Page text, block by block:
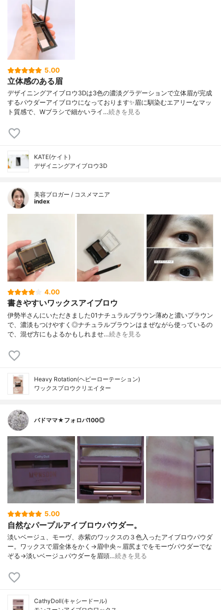
5.00
立体感のある眉
デザイニングアイブロウ3Dは3色の濃淡グラデーションで立体眉が完成
するパウダーアイブロウになっております✨眉に馴染むエアリーなマッ
ト質感で、Wブラシで細かいライ…続きを見る
KATE(ケイト)
デザイニングアイブロウ3D
美容ブロガー / コスメマニア
index
4.00
書きやすいワックスアイブロウ
伊勢半さんにいただきました01ナチュラルブラウン薄めと濃いブラウン
で、濃淡もつけやすく◎ナチュラルブラウンはまぜながら使っているの
で、混ぜ方にもよるかもしれませ…続きを見る
Heavy Rotation(ヘビーローテーション)
ワックスブロウクリエイター
バドママ★フォロバ100◎
5.00
自然なパープルアイブロウパウダー。
淡いベージュ、モーヴ、赤紫のワックスの３色入ったアイブロウパウダ
ー。ワックスで眉全体をかく→眉中央～眉尻までをモーヴパウダーでな
ぞる→淡いベージュパウダーを眉頭…続きを見る
CathyDoll(キャシードール)